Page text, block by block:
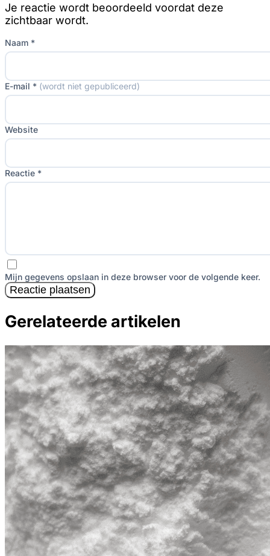
Je reactie wordt beoordeeld voordat deze
zichtbaar wordt.
Naam *
E-mail * (wordt niet gepubliceerd)
Website
Reactie *
Mijn gegevens opslaan in deze browser voor de volgende keer.
Reactie plaatsen
Gerelateerde artikelen